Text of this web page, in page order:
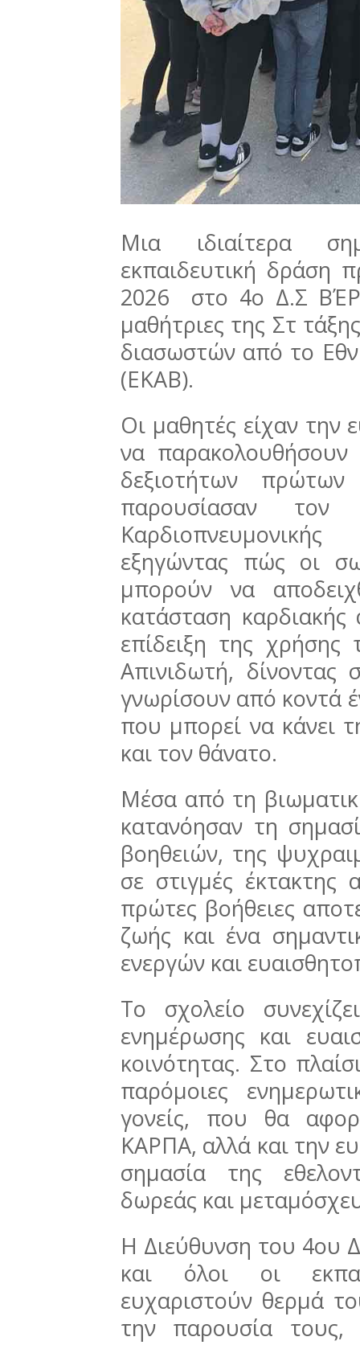
Μια ιδιαίτερα
εκπαιδευτική δράση
2026 στο 4ο Δ.Σ
μαθήτριες της Στ
διασωστών από το
(ΕΚΑΒ).
Οι μαθητές είχαν την
να παρακολουθήσουν
δεξιοτήτων
παρουσίασαν
εξηγώντας πώς οι
μπορούν να
κατάσταση
επίδειξη της
Απινιδωτή, δίνοντας
γνωρίσουν από κοντά
που μπορεί να κάνει
και τον θάνατο.
Μέσα από τη
κατανόησαν τη
βοηθειών, της
σε στιγμές έκτακτης
πρώτες βοήθειες
ζωής και ένα
ενεργών και
Το σχολείο
ενημέρωσης και
κοινότητας. Στο
παρόμοιες
γονείς, που θα
ΚΑΡΠΑ, αλλά και την
σημασία της
δωρεάς και
Η Διεύθυνση του 4ου
και όλοι οι
ευχαριστούν θερμά
την παρουσία